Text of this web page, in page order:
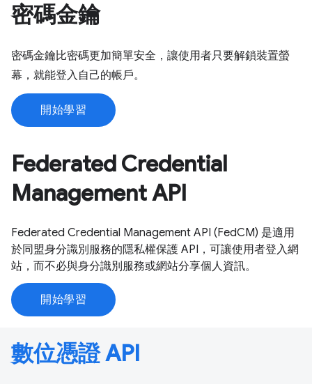
密碼金鑰
密碼金鑰比密碼更加簡單安全，讓使用者只要解鎖裝置螢
幕，就能登入自己的帳戶。
開始學習
Federated Credential
Management API
Federated Credential Management API (FedCM) 是適用
於同盟身分識別服務的隱私權保護 API，可讓使用者登入網
站，而不必與身分識別服務或網站分享個人資訊。
開始學習
數位憑證 API